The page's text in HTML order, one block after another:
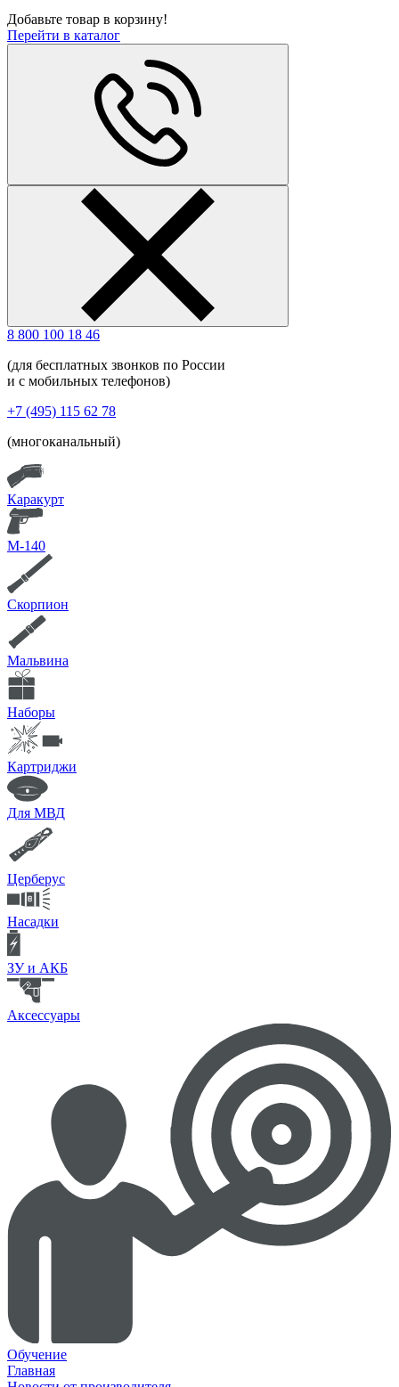
Добавьте товар в корзину!
Перейти в каталог
8 800 100 18 46
(для бесплатных звонков по России
и с мобильных телефонов)
+7 (495) 115 62 78
(многоканальный)
Каракурт
М-140
Скорпион
Мальвина
Наборы
Картриджи
Для МВД
Церберус
Насадки
ЗУ и АКБ
Аксессуары
Обучение
Главная